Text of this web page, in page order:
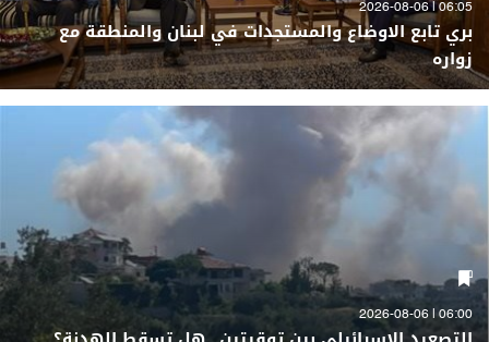
06:05 | 2026-08-06
بري تابع الاوضاع والمستجدات في لبنان والمنطقة مع
زواره
06:00 | 2026-08-06